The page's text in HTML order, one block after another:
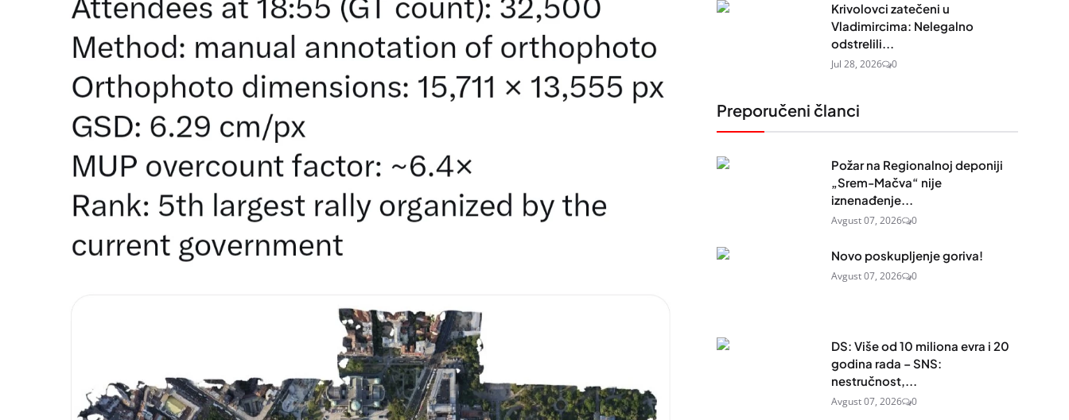
Krivolovci zatečeni u
Vladimircima: Nelegalno
odstrelili...
Jul 28, 2026 0
Preporučeni članci
Požar na Regionalnoj deponiji
„Srem-Mačva“ nije
iznenađenje...
Avgust 07, 2026 0
Novo poskupljenje goriva!
Avgust 07, 2026 0
DS: Više od 10 miliona evra i 20
godina rada – SNS:
nestručnost,...
Avgust 07, 2026 0